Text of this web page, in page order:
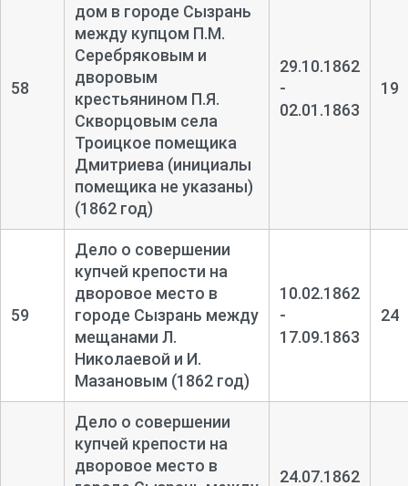
58
дом в городе Сызрань
между купцом П.М.
Серебряковым и
дворовым
крестьянином П.Я.
Скворцовым села
Троицкое помещика
Дмитриева (инициалы
помещика не указаны)
(1862 год)
29.10.1862
-
02.01.1863
19
59
Дело о совершении
купчей крепости на
дворовое место в
городе Сызрань между
мещанами Л.
Николаевой и И.
Мазановым (1862 год)
10.02.1862
-
17.09.1863
24
Дело о совершении
купчей крепости на
дворовое место в
24.07.1862